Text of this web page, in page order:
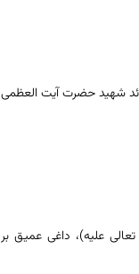
شهید حضرت آیت العظمی
علیه)، داغی عمیق بر